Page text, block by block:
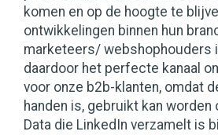
komen en op de hoogte te
ontwikkelingen binnen hun
marketeers/ webshophouders
daardoor het perfecte kanaal
voor onze b2b-klanten, omdat
handen is, gebruikt kan worden
Data die LinkedIn verzamelt is